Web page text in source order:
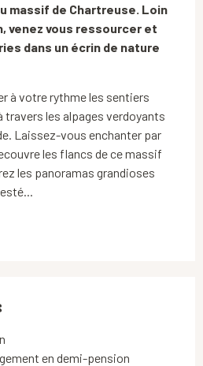
massif de Chartreuse. Loin
venez vous ressourcer et
dans un écrin de nature
à votre rythme les sentiers
les alpages verdoyants
Laissez-vous enchanter par
les flancs de ce massif
les panoramas grandioses
en demi-pension